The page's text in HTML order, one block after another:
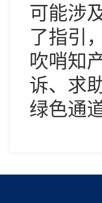
可能涉
了指引
吹哨知
诉、求
绿色通